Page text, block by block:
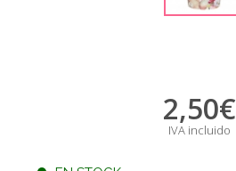
2,50€
IVA incluido